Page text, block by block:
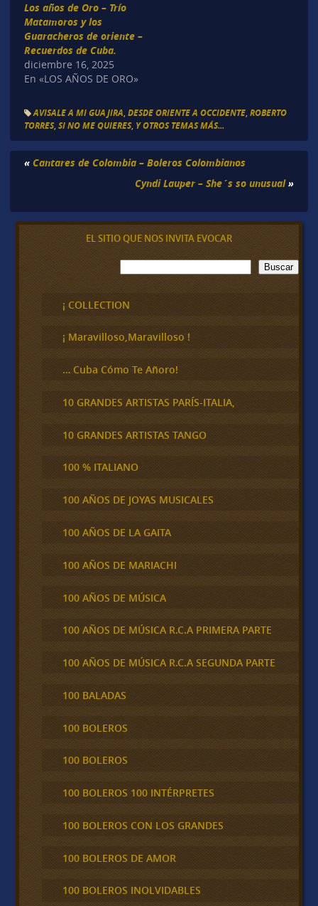
Los años de Oro – Trío
Matamoros y los
Guaracheros de oriente –
Recuerdos de Cuba.
diciembre 16, 2025
En «LOS AÑOS DE ORO»
AVISALE A MI GUAJIRA DESDE ORIENTE A OCCIDENTE, ROBERTO
TORRES, SI NO ME QUIERES, Y OTROS TEMAS MÁS...
« Cantares de Colombia – Boleros Colombianos
Cyndi Lauper – She´s so unusual»
EL SITIO QUE NOS INVITA EVOCAR
B
u
c
a
Buscar
¡ COLLECTION
¡ Maravilloso,Maravilloso !
… Cuba Cómo Te Añoro!
10 GRANDES ARTISTAS PARÍS-ITALIA,
10 GRANDES ARTISTAS TANGO
100 % ITALIANO
100 AÑOS DE JOYAS MUSICALES
100 AÑOS DE LA GAITA
100 AÑOS DE MARIACHI
100 AÑOS DE MÚSICA
100 AÑOS DE MÚSICA R.C.A PRIMERA PARTE
100 AÑOS DE MÚSICA R.C.A SEGUNDA PARTE
100 BALADAS
100 BOLEROS
100 BOLEROS
100 BOLEROS 100 INTÉRPRETES
100 BOLEROS CON LOS GRANDES
100 BOLEROS DE AMOR
100 BOLEROS INOLVIDABLES